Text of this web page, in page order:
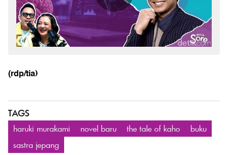
(rdp/tia)
TAGS
haruki murakami novel baru the tale of kaho
buku
sastra jepang